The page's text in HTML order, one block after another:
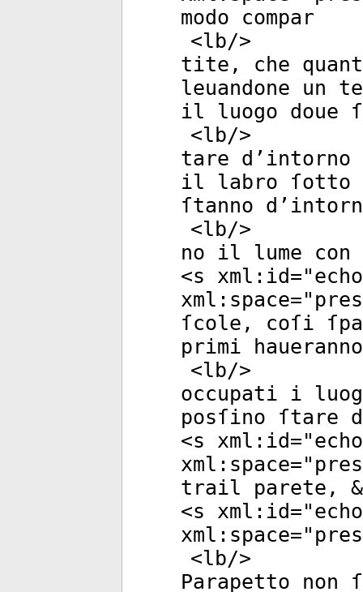
modo compar
<lb/>
tite, che
leuandone un
il luogo doue
<lb/>
tare
il labro ſotto
ſtanno
<lb/>
no il lume con
<s xml:id="
xml:space="
ſcole, coſi
primi haueranno
<lb/>
occupati i
posſino
<s xml:id="
xml:space="
trail parete,
<s xml:id="
xml:space="
<lb/>
Parapetto